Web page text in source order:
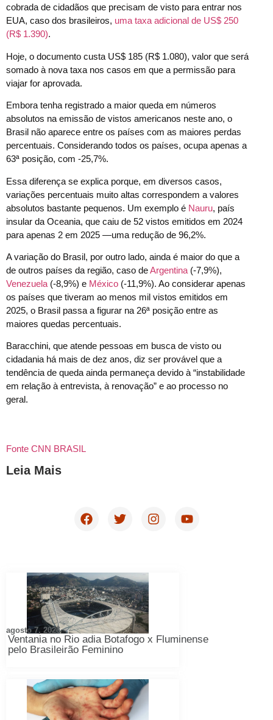
cobrada de cidadãos que precisam de visto para entrar nos
EUA, caso dos brasileiros, uma taxa adicional de US$ 250
(R$ 1.390).
Hoje, o documento custa US$ 185 (R$ 1.080), valor que será
somado à nova taxa nos casos em que a permissão para
viajar for aprovada.
Embora tenha registrado a maior queda em números
absolutos na emissão de vistos americanos neste ano, o
Brasil não aparece entre os países com as maiores perdas
percentuais. Considerando todos os países, ocupa apenas a
63ª posição, com -25,7%.
Essa diferença se explica porque, em diversos casos,
variações percentuais muito altas correspondem a valores
absolutos bastante pequenos. Um exemplo é Nauru, país
insular da Oceania, que caiu de 52 vistos emitidos em 2024
para apenas 2 em 2025 —uma redução de 96,2%.
A variação do Brasil, por outro lado, ainda é maior do que a
de outros países da região, caso deArgentina (-7,9%),
Venezuela (-8,9%) e México (-11,9%). Ao considerar apenas
os países que tiveram ao menos mil vistos emitidos em
2025, o Brasil passa a figurar na 26ª posição entre as
maiores quedas percentuais.
Baracchini, que atende pessoas em busca de visto ou
cidadania há mais de dez anos, diz ser provável que a
tendência de queda ainda permaneça devido à “instabilidade
em relação à entrevista, à renovação” e ao processo no
geral.
Fonte CNN BRASIL
Leia Mais
Ventania no Rio adia Botafogo x Fluminense
pelo Brasileirão Feminino
agosto 7, 2026